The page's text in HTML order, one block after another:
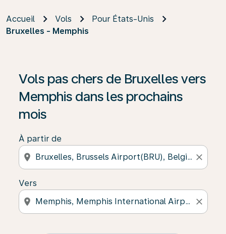
Accueil Vols
Pour États-Unis
Bruxelles - Memphis
Vols pas chers de Bruxelles vers
Memphis dans les prochains
mois
À partir de
location_on close
Vers
location_on close